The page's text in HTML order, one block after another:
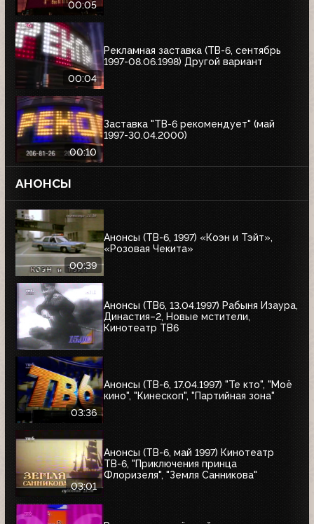
00:05
00:04
Рекламная заставка (ТВ-6, сентябрь
1997-08.06.1998) Другой вариант
00:10
Заставка "ТВ-6 рекомендует" (май
1997-30.04.2000)
АНОНСЫ
00:39
Анонсы (ТВ-6, 1997) «Коэн и Тэйт»,
«Розовая Чекита»
Анонсы (ТВ6, 13.04.1997) Рабыня Изаура,
Династия–2, Новые мстители,
Кинотеатр ТВ6
03:36
Анонсы (ТВ-6, 17.04.1997) "Те кто", "Моё
кино", "Кинескоп", "Партийная зона"
03:01
Анонсы (ТВ-6, май 1997) Кинотеатр
ТВ-6, "Приключения принца
Флоризеля", "Земля Санникова"